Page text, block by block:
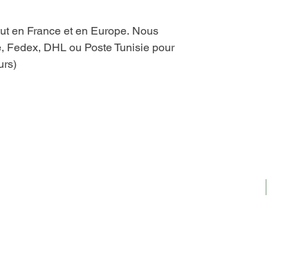
en France et en Europe. Nous
Fedex, DHL ou Poste Tunisie pour